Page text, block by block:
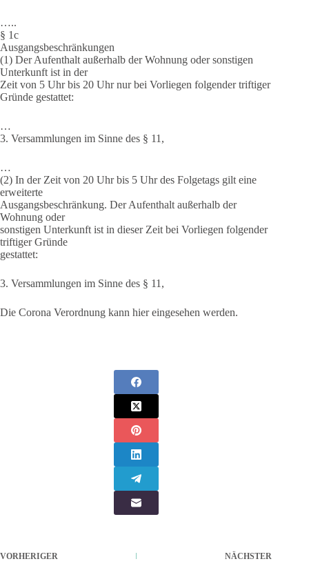
…..
§ 1c
Ausgangsbeschränkungen
(1) Der Aufenthalt außerhalb der Wohnung oder sonstigen
Unterkunft ist in der
Zeit von 5 Uhr bis 20 Uhr nur bei Vorliegen folgender triftiger
Gründe gestattet:
…
3. Versammlungen im Sinne des § 11,
…
(2) In der Zeit von 20 Uhr bis 5 Uhr des Folgetags gilt eine
erweiterte
Ausgangsbeschränkung. Der Aufenthalt außerhalb der
Wohnung oder
sonstigen Unterkunft ist in dieser Zeit bei Vorliegen folgender
triftiger Gründe
gestattet:
3. Versammlungen im Sinne des § 11,
Die Corona Verordnung kann hier eingesehen werden.
VORHERIGER NÄCHSTER